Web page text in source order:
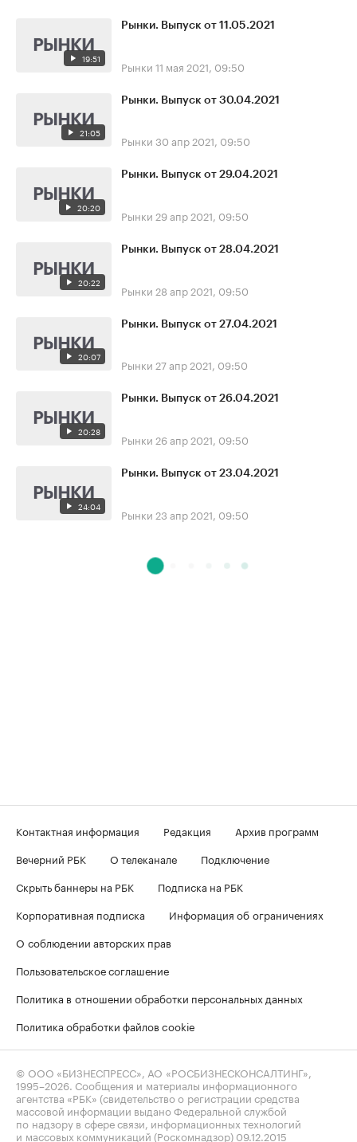
19:51
Рынки. Выпуск от 11.05.2021
Рынки 11 мая 2021, 09:50
21:05
Рынки. Выпуск от 30.04.2021
Рынки 30 апр 2021, 09:50
20:20
Рынки. Выпуск от 29.04.2021
Рынки 29 апр 2021, 09:50
20:22
Рынки. Выпуск от 28.04.2021
Рынки 28 апр 2021, 09:50
20:07
Рынки. Выпуск от 27.04.2021
Рынки 27 апр 2021, 09:50
20:28
Рынки. Выпуск от 26.04.2021
Рынки 26 апр 2021, 09:50
24:04
Рынки. Выпуск от 23.04.2021
Рынки 23 апр 2021, 09:50
Контактная информация Редакция
Архив программ
Вечерний РБК
О телеканале
Подключение
Скрыть баннеры на РБК
Подписка на РБК
Корпоративная подписка
Информация об ограничениях
О соблюдении авторских прав
Пользовательское соглашение
Политика в отношении обработки персональных данных
Политика обработки файлов cookie
© ООО «БИЗНЕСПРЕСС», АО «РОСБИЗНЕСКОНСАЛТИНГ»,
1995–2026 . Сообщения и материалы информационного
агентства «РБК» (свидетельство о регистрации средства
массовой информации выдано Федеральной службой
по надзору в сфере связи, информационных технологий
и массовых коммуникаций (Роскомнадзор) 09.12.2015